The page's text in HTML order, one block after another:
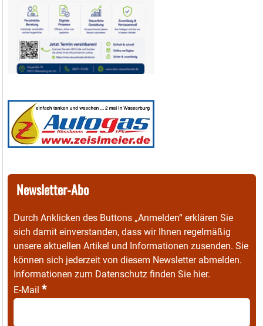
Newsletter-Abo
Durch Anklicken des Buttons „Anmelden“ erklären Sie
sich damit einverstanden, dass wir Ihnen regelmäßig
unsere aktuellen Artikel und Informationen zusenden. Sie
können sich jederzeit von diesem Newsletter abmelden.
Informationen zum Datenschutz finden Sie hier.
E-Mail *